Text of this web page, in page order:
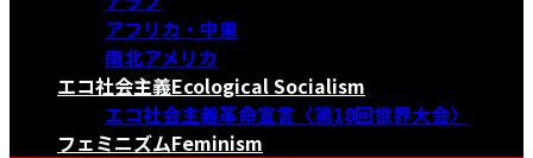
アフリカ・中東
南北アメリカ
エコ社会主義Ecological Socialism
エコ社会主義革命宣言〈第18回世界大会〉
フェミニズムFeminism